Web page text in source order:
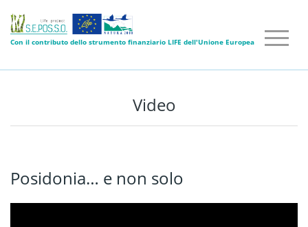
Con il contributo dello strumento finanziario LIFE dell'Unione Europea
Video
Posidonia… e non solo